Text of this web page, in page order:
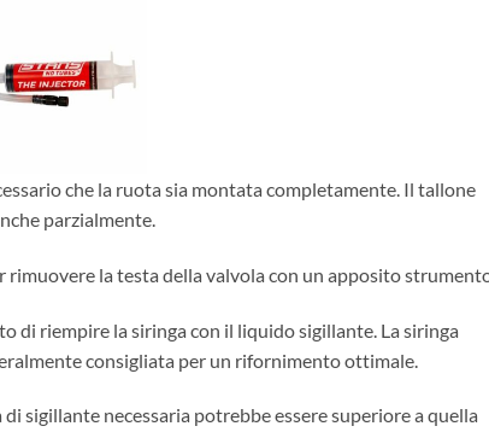
che la ruota sia montata completamente. Il tallone
parzialmente.
la testa della valvola con un apposito
di riempire la siringa con il liquido sigillante. La siringa
consigliata per un rifornimento ottimale.
sigillante necessaria potrebbe essere superiore a quella